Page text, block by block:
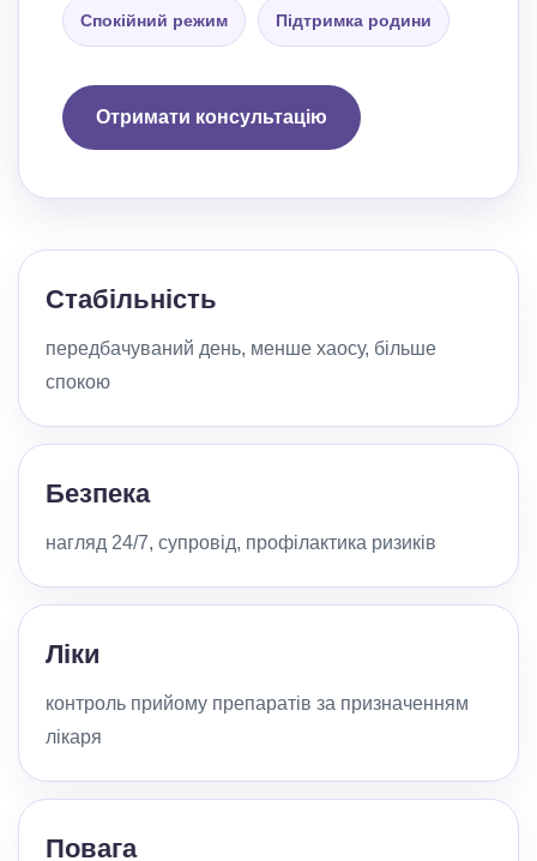
Спокійний режим Підтримка родини
Отримати консультацію
Стабільність
передбачуваний день, менше хаосу, більше
спокою
Безпека
нагляд 24/7, супровід, профілактика ризиків
Ліки
контроль прийому препаратів за призначенням
лікаря
Повага